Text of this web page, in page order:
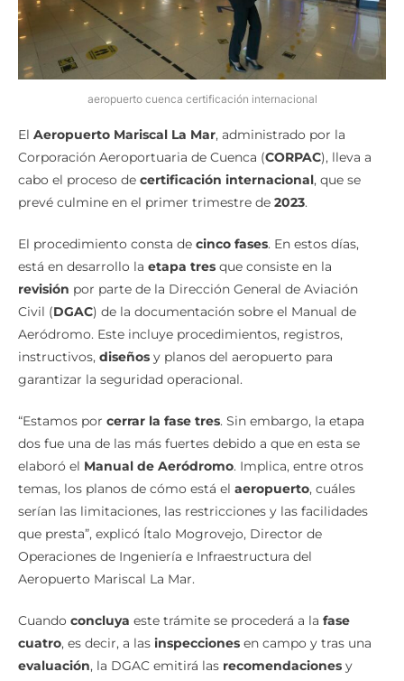
ElAeropuerto Mariscal La Mar, administrado por la
Corporación Aeroportuaria de Cuenca (CORPAC), lleva a
cabo el proceso decertificación internacional
El procedimiento consta decinco fases. En estos días,
está en desarrollo laetapa tresque consiste en la
revisiónpor parte de la Dirección General de Aviación
Civil (DGAC ) de la documentación sobre el Manual de
Aeródromo. Este incluye procedimientos, registros,
instructivos, diseñosy planos del aeropuerto para
“Estamos porcerrar la fase tres. Sin embargo, la etapa
dos fue una de las más fuertes debido a que en esta se
elaboró el Manual de Aeródromo . Implica, entre otros
temas, los planos de cómo está elaeropuerto, cuáles
serían las limitaciones, las restricciones y las facilidades
que presta”, explicó Ítalo Mogrovejo, Director de
Operaciones de Ingeniería e Infraestructura del
Cuandoconcluya este trámite se procederá a lafase
cuatro, es decir, a lasinspeccionesen campo y tras una